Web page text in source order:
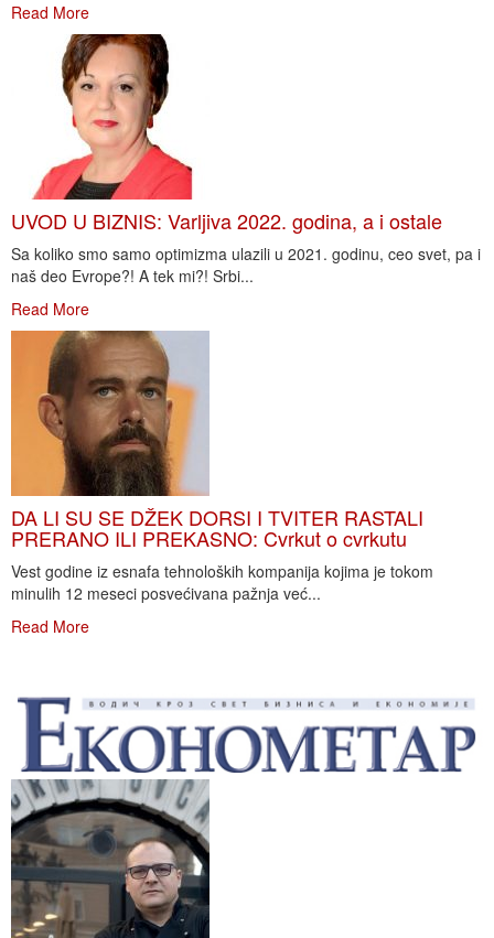
Read More
UVOD U BIZNIS: Varljiva 2022. godina, a i ostale
Sa koliko smo samo optimizma ulazili u 2021. godinu, ceo svet, pa i
naš deo Evrope?! A tek mi?! Srbi...
Read More
DA LI SU SE DŽEK DORSI I TVITER RASTALI
PRERANO ILI PREKASNO: Cvrkut o cvrkutu
Vest godine iz esnafa tehnoloških kompanija kojima je tokom
minulih 12 meseci posvećivana pažnja već...
Read More